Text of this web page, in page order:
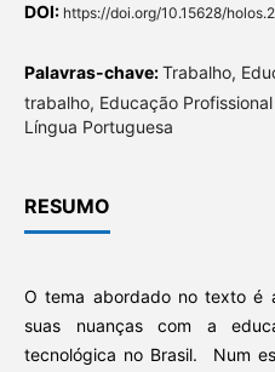
DOI: https://doi.org/10.15628/
Palavras-chave:Trabalho,
trabalho, Educação
Língua Portuguesa
RESUMO
O tema abordado no texto é
suas nuanças com a
tecnológica no Brasil. Num